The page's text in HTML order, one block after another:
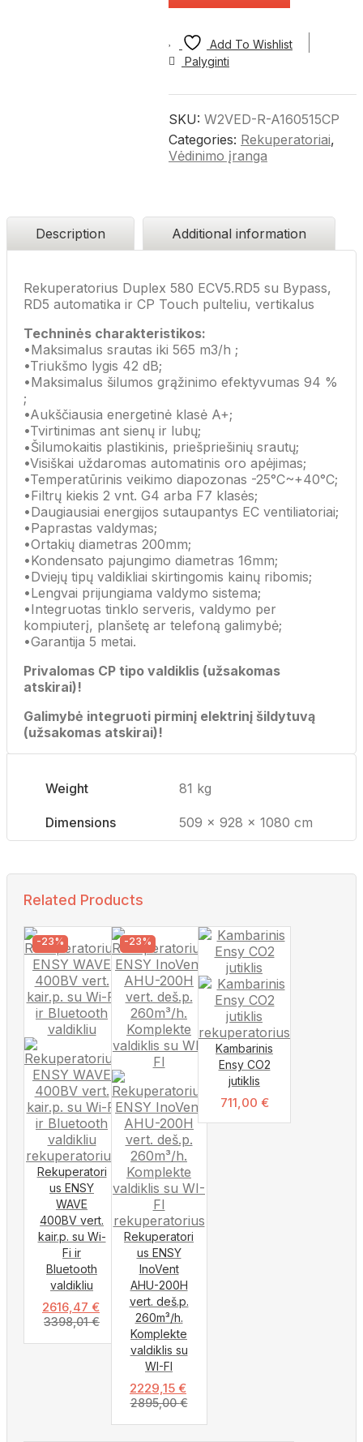
Add To Wishlist
Palyginti
SKU: W2VED-R-A160515CP
Categories: Rekuperatoriai,
Vėdinimo įranga
Description Additional information
Rekuperatorius Duplex 580 ECV5.RD5 su Bypass,
RD5 automatika ir CP Touch pulteliu, vertikalus
Techninės charakteristikos:
•Maksimalus srautas iki 565 m3/h ;
•Triukšmo lygis 42 dB;
•Maksimalus šilumos grąžinimo efektyvumas 94 %
;
•Aukščiausia energetinė klasė A+;
•Tvirtinimas ant sienų ir lubų;
•Šilumokaitis plastikinis, priešpriešinių srautų;
•Visiškai uždaromas automatinis oro apėjimas;
•Temperatūrinis veikimo diapozonas -25°C~+40°C;
•Filtrų kiekis 2 vnt. G4 arba F7 klasės;
•Daugiausiai energijos sutaupantys EC ventiliatoriai;
•Paprastas valdymas;
•Ortakių diametras 200mm;
•Kondensato pajungimo diametras 16mm;
•Dviejų tipų valdikliai skirtingomis kainų ribomis;
•Lengvai prijungiama valdymo sistema;
•Integruotas tinklo serveris, valdymo per
kompiuterį, planšetę ar telefoną galimybė;
•Garantija 5 metai.
Privalomas CP tipo valdiklis (užsakomas
atskirai)!
Galimybė integruoti pirminį elektrinį šildytuvą
(užsakomas atskirai)!
Weight 81 kg
Dimensions 509 × 928 × 1080 cm
Related Products
-23%
Rekuperatori
us ENSY
WAVE
400BV vert.
kair.p. su Wi-
Fi ir
Bluetooth
valdikliu
2616,47 €
3398,01€
-23%
Rekuperatori
us ENSY
InoVent
AHU-200H
vert. deš.p.
260m³/h.
Komplekte
valdiklis su
WI-FI
2229,15 €
2895,00€
Kambarinis
Ensy CO2
jutiklis
711,00 €